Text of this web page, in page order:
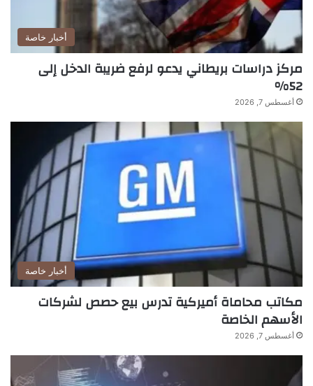
أخبار خاصة
مركز دراسات بريطاني يدعو لرفع ضريبة الدخل إلى
52%
أغسطس 7, 2026
أخبار خاصة
مكاتب محاماة أميركية تدرس بيع حصص لشركات
الأسهم الخاصة
أغسطس 7, 2026